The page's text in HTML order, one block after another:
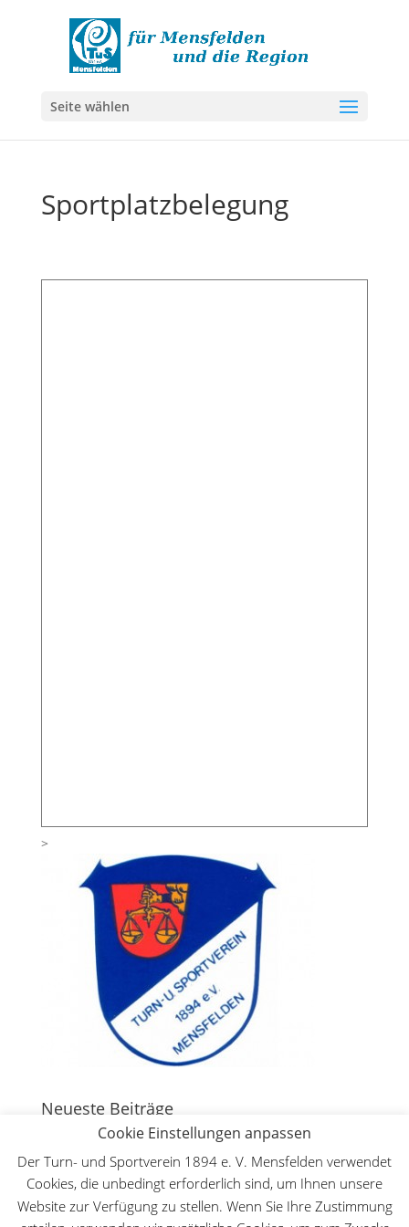
Seite wählen
Sportplatzbelegung
>
Neueste Beiträge
130 Jahre Bergturnfest auf dem Mensfelder Kopf
August 2026
Deutsche Meisterschaft WFMAC in Dillenburg – Lilly
Lange ist Deutsche Meisterin im Leichtkontakt 30.
Cookie Einstellungen anpassen
Der Turn- und Sportverein 1894 e. V. Mensfelden verwendet
Cookies, die unbedingt erforderlich sind, um Ihnen unsere
Website zur Verfügung zu stellen. Wenn Sie Ihre Zustimmung